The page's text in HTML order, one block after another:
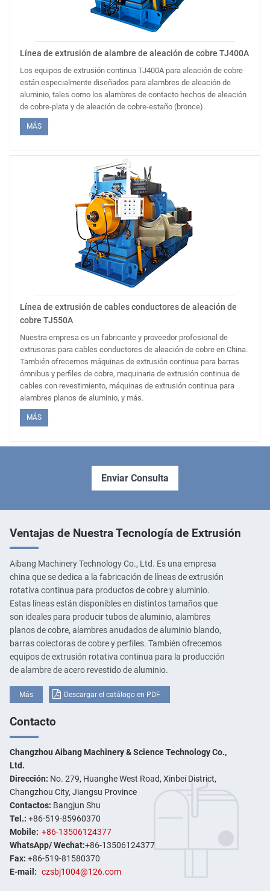
Línea de extrusión de alambre de aleación de cobre TJ400A
Los equipos de extrusión continua TJ400A para aleación de cobre
están especialmente diseñados para alambres de aleación de
aluminio, tales como los alambres de contacto hechos de aleación
de cobre-plata y de aleación de cobre-estaño (bronce).
MÁS
Línea de extrusión de cables conductores de aleación de
cobre TJ550A
Nuestra empresa es un fabricante y proveedor profesional de
extrusoras para cables conductores de aleación de cobre en China.
También ofrecemos máquinas de extrusión continua para barras
ómnibus y perfiles de cobre, maquinaria de extrusión continua de
cables con revestimiento, máquinas de extrusión continua para
alambres planos de aluminio, y más.
MÁS
Enviar Consulta
Ventajas de Nuestra Tecnología de Extrusión
Aibang Machinery Technology Co., Ltd. Es una empresa
china que se dedica a la fabricación de líneas de extrusión
rotativa continua para productos de cobre y aluminio.
Estas líneas están disponibles en distintos tamaños que
son ideales para producir tubos de aluminio, alambres
planos de cobre, alambres anudados de aluminio blando,
barras colectoras de cobre y perfiles. También ofrecemos
equipos de extrusión rotativa continua para la producción
de alambre de acero revestido de aluminio.
Más Descargar el catálogo en PDF
Contacto
Changzhou Aibang Machinery & Science Technology Co.,
Ltd.
Dirección: No. 279, Huanghe West Road, Xinbei District,
Changzhou City, Jiangsu Province
Contactos: Bangjun Shu
Tel.: +86-519-85960370
Mobile: +86-13506124377
WhatsApp/ Wechat:+86-13506124377
Fax: +86-519-81580370
E-mail: czsbj1004@126.com